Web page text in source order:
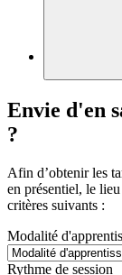
Envie d'en
?
Afin d’obtenir les
en présentiel, le
critères suivants :
Modalité
Rythme de session